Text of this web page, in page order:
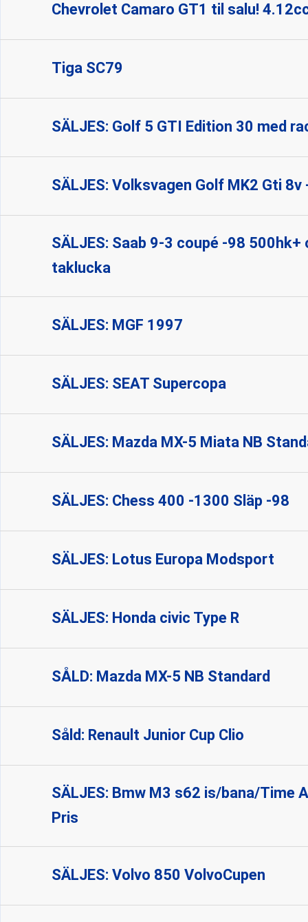
Chevrolet Camaro GT1 til salu!
Tiga SC79
SÄLJES: Golf 5 GTI Edition 30 med
SÄLJES: Volksvagen Golf MK2 Gti 8v
SÄLJES: Saab 9-3 coupé -98
taklucka
SÄLJES: MGF 1997
SÄLJES: SEAT Supercopa
SÄLJES: Mazda MX-5 Miata NB
SÄLJES: Chess 400 -1300 Släp -98
SÄLJES: Lotus Europa Modsport
SÄLJES: Honda civic Type R
SÅLD: Mazda MX-5 NB Standard
Såld: Renault Junior Cup Clio
SÄLJES: Bmw M3 s62 is/bana/
Pris
SÄLJES: Volvo 850 VolvoCupen